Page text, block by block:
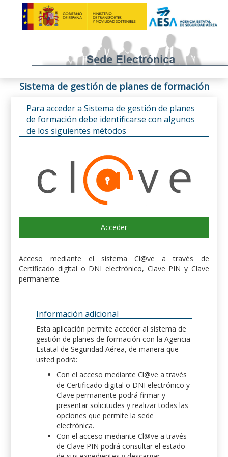
Sistema de gestión de planes de formación
Para acceder a Sistema de gestión de planes
de formación debe identificarse con algunos
de los siguientes métodos
Acceder
Acceso mediante el sistema Cl@ve a través de
Certificado digital o DNI electrónico, Clave PIN y Clave
permanente.
Información adicional
Esta aplicación permite acceder al sistema de
gestión de planes de formación con la Agencia
Estatal de Seguridad Aérea, de manera que
usted podrá:
Con el acceso mediante Cl@ve a través
de Certificado digital o DNI electrónico y
Clave permanente podrá firmar y
presentar solicitudes y realizar todas las
opciones que permite la sede
electrónica.
Con el acceso mediante Cl@ve a través
de Clave PIN podrá consultar el estado